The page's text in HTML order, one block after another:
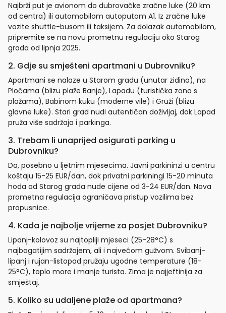
Najbrži put je avionom do dubrovačke zračne luke (20 km
od centra) ili automobilom autoputom A1. Iz zračne luke
vozite shuttle-busom ili taksijem. Za dolazak automobilom,
pripremite se na novu prometnu regulaciju oko Starog
grada od lipnja 2025.
2. Gdje su smješteni apartmani u Dubrovniku?
Apartmani se nalaze u Starom gradu (unutar zidina), na
Pločama (blizu plaže Banje), Lapadu (turistička zona s
plažama), Babinom kuku (moderne vile) i Gruži (blizu
glavne luke). Stari grad nudi autentičan doživljaj, dok Lapad
pruža više sadržaja i parkinga.
3. Trebam li unaprijed osigurati parking u
Dubrovniku?
Da, posebno u ljetnim mjesecima. Javni parkininzi u centru
koštaju 15-25 EUR/dan, dok privatni parkiningi 15-20 minuta
hoda od Starog grada nude cijene od 3-24 EUR/dan. Nova
prometna regulacija ograničava pristup vozilima bez
propusnice.
4. Kada je najbolje vrijeme za posjet Dubrovniku?
Lipanj-kolovoz su najtopliji mjeseci (25-28°C) s
najbogatijim sadržajem, ali i najvećom gužvom. Svibanj-
lipanj i rujan-listopad pružaju ugodne temperature (18-
25°C), toplo more i manje turista. Zima je najjeftinija za
smještaj.
5. Koliko su udaljene plaže od apartmana?